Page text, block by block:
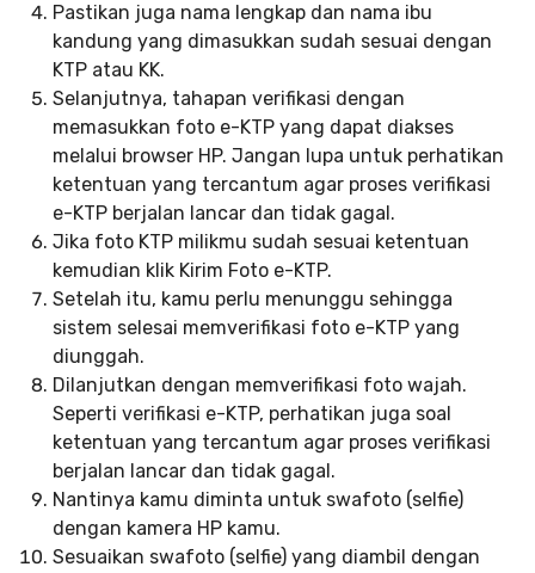
Pastikan juga nama lengkap dan nama ibu
kandung yang dimasukkan sudah sesuai dengan
KTP atau KK.
Selanjutnya, tahapan verifikasi dengan
memasukkan foto e-KTP yang dapat diakses
melalui browser HP. Jangan lupa untuk perhatikan
ketentuan yang tercantum agar proses verifikasi
e-KTP berjalan lancar dan tidak gagal.
Jika foto KTP milikmu sudah sesuai ketentuan
kemudian klik Kirim Foto e-KTP.
Setelah itu, kamu perlu menunggu sehingga
sistem selesai memverifikasi foto e-KTP yang
diunggah.
Dilanjutkan dengan memverifikasi foto wajah.
Seperti verifikasi e-KTP, perhatikan juga soal
ketentuan yang tercantum agar proses verifikasi
berjalan lancar dan tidak gagal.
Nantinya kamu diminta untuk swafoto (selfie)
dengan kamera HP kamu.
Sesuaikan swafoto (selfie) yang diambil dengan